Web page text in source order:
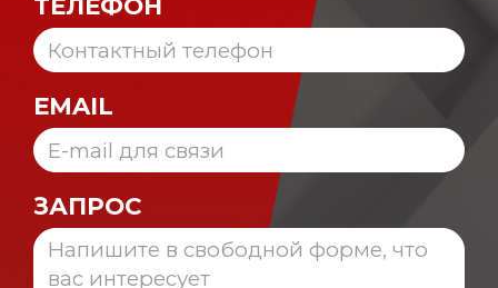
EMAIL
ЗАПРОС